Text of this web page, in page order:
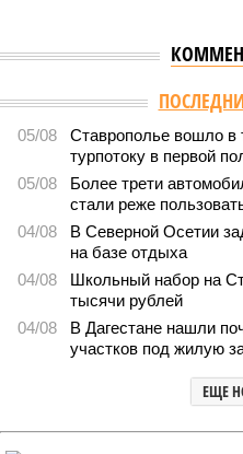
Версия //Общество //
В
В Дагестане после ливней
транспортного сообщения
Отрезанные от
В Дагестане после ливней 18 сёл
(фото: Министерство транспорта